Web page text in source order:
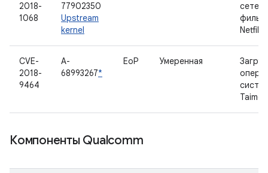
2018-
1068
77902350
Upstream
kernel
CVE-
2018-
9464
A-
68993267*
EoP Умеренная
Taimen
Компоненты Qualcomm